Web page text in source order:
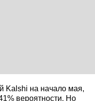
Kalshi на начало мая,
вероятности. Но